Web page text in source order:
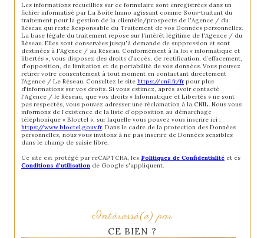
Les informations recueillies sur ce formulaire sont enregistrées dans un
fichier informatisé par La Boite Immo agissant comme Sous-traitant du
traitement pour la gestion de la clientèle/prospects de l'Agence / du
Réseau qui reste Responsable du Traitement de vos Données personnelles.
La base légale du traitement repose sur l'intérêt légitime de l'Agence / du
Réseau. Elles sont conservées jusqu'à demande de suppression et sont
destinées à l'Agence / au Réseau. Conformément à la loi « informatique et
libertés », vous disposez des droits d’accès, de rectification, d’effacement,
d’opposition, de limitation et de portabilité de vos données. Vous pouvez
retirer votre consentement à tout moment en contactant directement
l’Agence / Le Réseau. Consultez le site https://cnil.fr/frpour plus
d’informations sur vos droits. Si vous estimez, après avoir contacté
l'Agence / le Réseau, que vos droits « Informatique et Libertés » ne sont
pas respectés, vous pouvez adresser une réclamation à la CNIL. Nous vous
informons de l’existence de la liste d'opposition au démarchage
téléphonique « Bloctel », sur laquelle vous pouvez vous inscrire ici :
https://www.bloctel.gouv.fr. Dans le cadre de la protection des Données
personnelles, nous vous invitons à ne pas inscrire de Données sensibles
dans le champ de saisie libre.
Ce site est protégé par reCAPTCHA, les Politiques de Confidentialité et es
Conditions d'utilisation de Google s'appliquent.
Intéressé(e) par
CE BIEN ?